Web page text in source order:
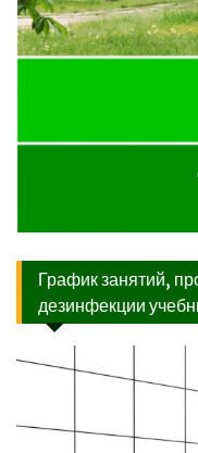
График занятий,
дезинфекции